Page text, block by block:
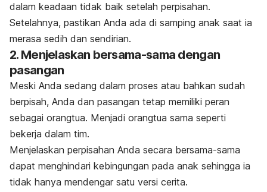
dalam keadaan tidak baik setelah perpisahan.
Setelahnya, pastikan Anda ada di samping anak saat ia
merasa sedih dan sendirian.
2. Menjelaskan bersama-sama dengan
pasangan
Meski Anda sedang dalam proses atau bahkan sudah
berpisah, Anda dan pasangan tetap memiliki peran
sebagai orangtua. Menjadi orangtua sama seperti
bekerja dalam tim.
Menjelaskan perpisahan Anda secara bersama-sama
dapat menghindari kebingungan pada anak sehingga ia
tidak hanya mendengar satu versi cerita.